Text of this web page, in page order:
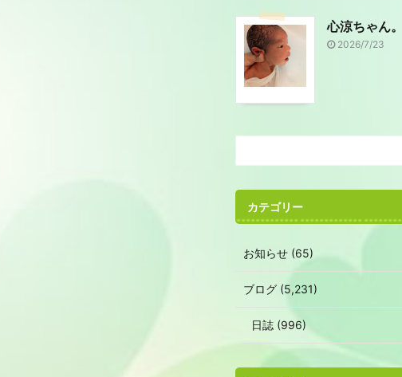
心涼ちゃん。
2026/7/23
カテゴリー
お知らせ (65)
ブログ (5,231)
日誌 (996)